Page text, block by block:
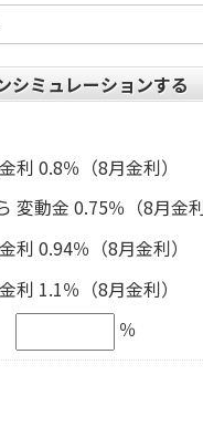
シミュレーションする
利 0.8％（8月金利）
変動金 0.75％（8月金利
利 0.94％（8月金利）
利 1.1％（8月金利）
％